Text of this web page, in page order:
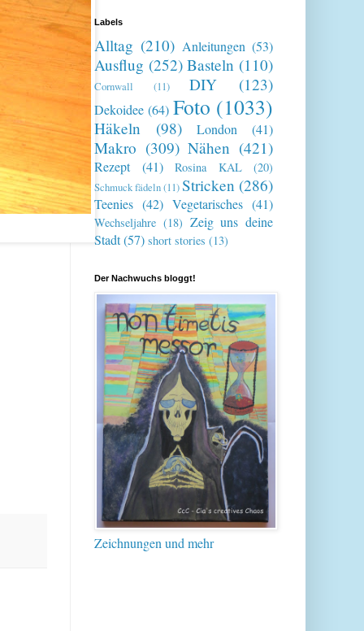
Labels
Alltag (210) Anleitungen (53)
Ausflug (252) Basteln (110)
Cornwall (11) DIY (123)
Dekoidee (64) Foto (1033)
Häkeln (98) London (41)
Makro (309) Nähen (421)
Rezept (41) Rosina KAL (20)
Schmuck fädeln(11)Stricken (286)
Teenies (42) Vegetarisches (41)
Wechseljahre (18) Zeig uns deine
Stadt(57) short stories (13)
Der Nachwuchs bloggt!
Zeichnungen und mehr